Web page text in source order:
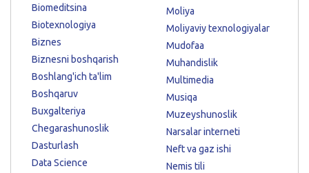
Biomeditsina
Biotexnologiya
Biznes
Biznesni boshqarish
Boshlang'ich ta'lim
Boshqaruv
Buxgalteriya
Chegarashunoslik
Dasturlash
Data Science
Moliya
Moliyaviy texnologiyalar
Mudofaa
Muhandislik
Multimedia
Musiqa
Muzeyshunoslik
Narsalar interneti
Neft va gaz ishi
Nemis tili